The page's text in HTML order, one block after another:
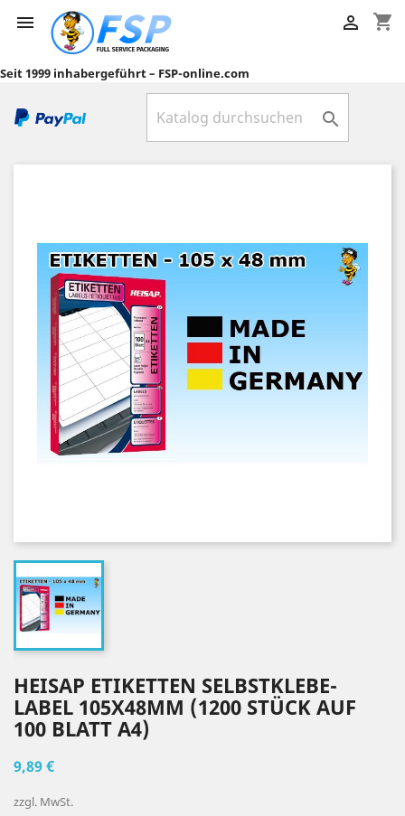
 shopping_cart

Seit 1999 inhabergeführt – FSP-online.com

HEISAP ETIKETTEN SELBSTKLEBE-
LABEL 105X48MM (1200 STÜCK AUF
100 BLATT A4)
9,89 €
zzgl. MwSt.